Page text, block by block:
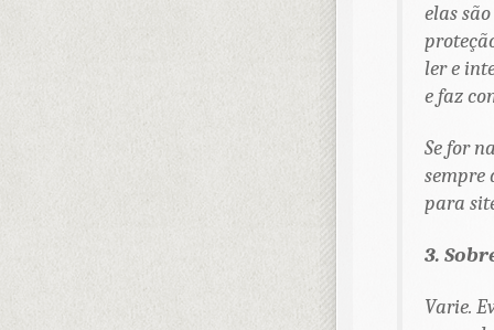
elas
ler e
e faz
Se for
sempre
para
3.
Varie.